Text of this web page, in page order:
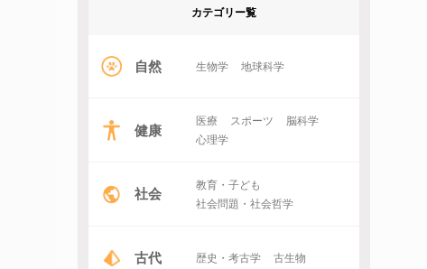
カテゴリー覧
自然 生物学 地球科学
健康 医療 スポーツ
脳科学
心理学
社会
教育・子ども
社会問題・社会哲学
古代 歴史・考古学 古生物